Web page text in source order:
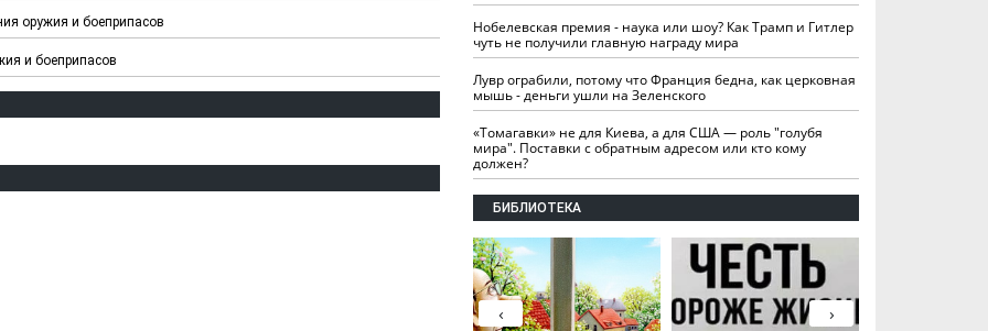
оружия и боеприпасов
и боеприпасов
Нобелевская премия - наука или шоу? Как Трамп и Гитлер
чуть не получили главную награду мира
Лувр ограбили, потому что Франция бедна, как церковная
мышь - деньги ушли на Зеленского
«Томагавки» не для Киева, а для США — роль "голубя
мира". Поставки с обратным адресом или кто кому
должен?
БИБЛИОТЕКА
›
‹